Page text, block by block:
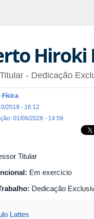
Hiroki
- Dedicação
Física
2019 - 16:12
01/06/2026 - 14:59
Titular
Em exercício
Dedicação
Lattes